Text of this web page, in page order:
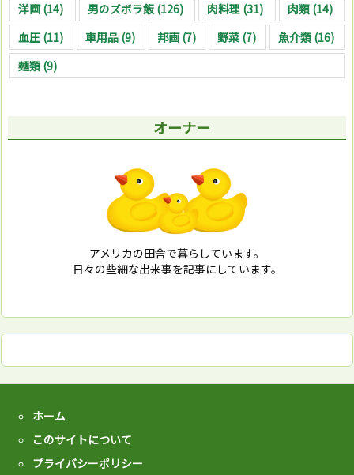
洋画(14) 男のズボラ飯(126) 肉料理 (31) 肉類(14)
血圧 (11) 車用品(9) 邦画(7) 野菜 (7) 魚介類 (16)
麺類 (9)
オーナー
アメリカの田舎で暮らしています。
日々の些細な出来事を記事にしています。
ホーム
このサイトについて
プライバシーポリシー